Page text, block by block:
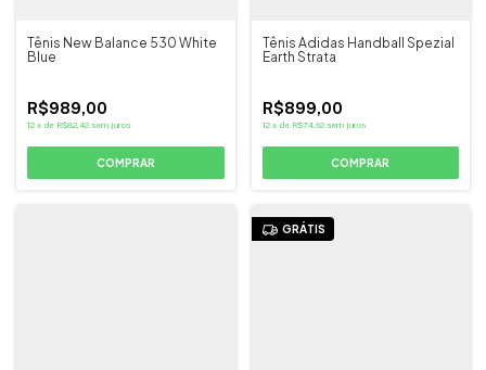
Tênis New Balance 530 White
Blue
R$989,00
12 x de R$82,42 sem juros
COMPRAR
Tênis Adidas Handball Spezial
Earth Strata
R$899,00
12 x de R$74,92 sem juros
COMPRAR
GRÁTIS